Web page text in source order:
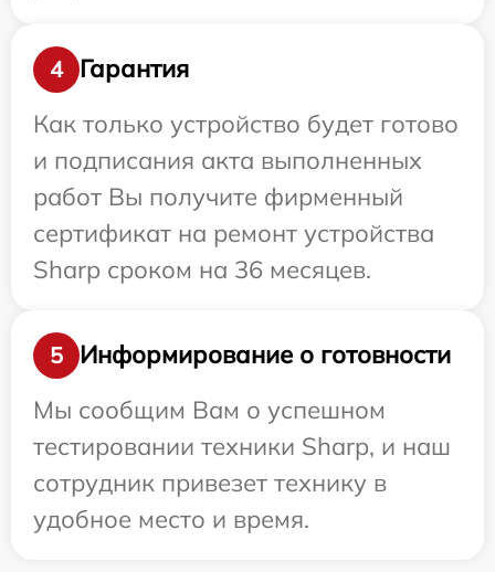
4
Гарантия
Как только устройство будет готово
и подписания акта выполненных
работ Вы получите фирменный
сертификат на ремонт устройства
Sharp сроком на 36 месяцев.
5
Информирование о готовности
Мы сообщим Вам о успешном
тестировании техники Sharp, и наш
сотрудник привезет технику в
удобное место и время.